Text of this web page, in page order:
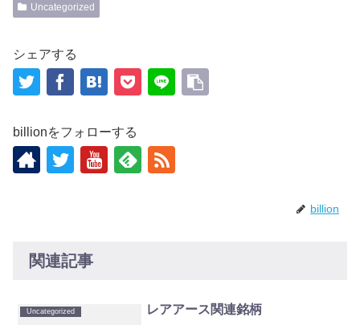
Uncategorized
シェアする
billionをフォローする
billion
関連記事
Uncategorized レアアース関連銘柄